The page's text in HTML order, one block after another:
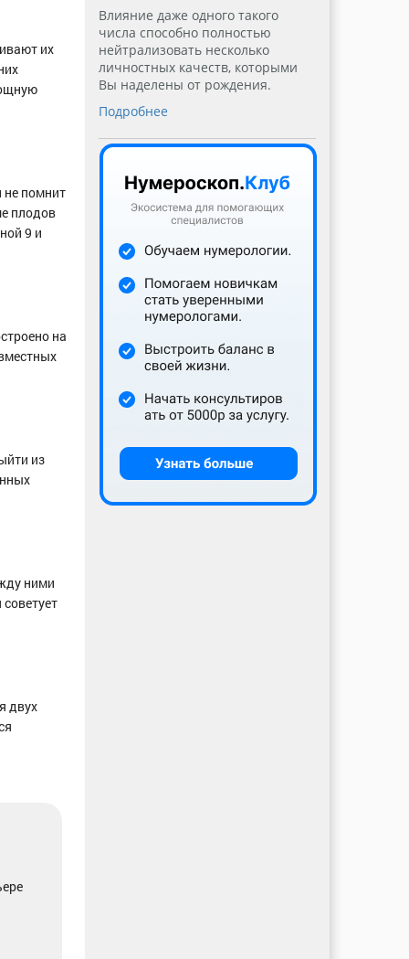
их
не помнит
плодов
9 и
на
из
ними
двух
Влияние даже одного такого
числа способно полностью
нейтрализовать несколько
личностных качеств, которыми
Вы наделены от рождения.
Подробнее